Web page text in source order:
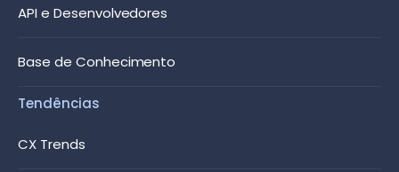
API e Desenvolvedores
Base de Conhecimento
Tendências
CX Trends